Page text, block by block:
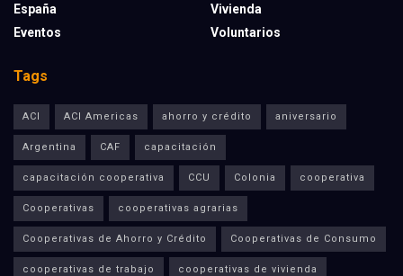
España
Eventos
Vivienda
Voluntarios
Tags
ACI ACI Americas ahorro y crédito aniversario
Argentina CAF capacitación
capacitación cooperativa CCU Colonia cooperativa
Cooperativas cooperativas agrarias
Cooperativas de Ahorro y Crédito Cooperativas de Consumo
cooperativas de trabajo cooperativas de vivienda